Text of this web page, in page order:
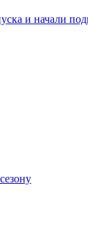
и начали